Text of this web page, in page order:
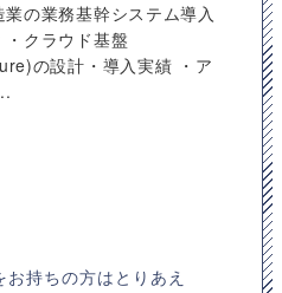
の業務基幹システム導入
クラウド基盤
の設計・導入実績 ・ア
持ちの方はとりあえ